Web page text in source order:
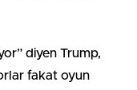
diyen Trump,
fakat oyun